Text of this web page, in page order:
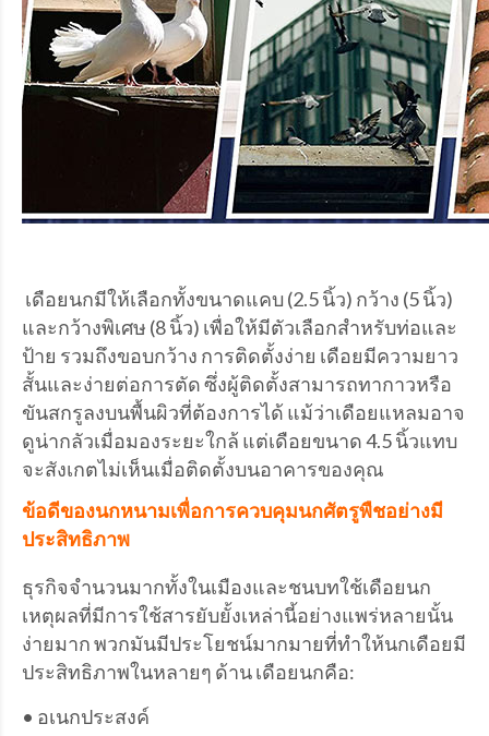
เดือยนกมีให้เลือกทั้งขนาดแคบ (2.5 นิ้ว) กว้าง (5 นิ้ว)
และกว้างพิเศษ (8 นิ้ว) เพื่อให้มีตัวเลือกสำหรับท่อและ
ป้าย รวมถึงขอบกว้าง การติดตั้งง่าย เดือยมีความยาว
สั้นและง่ายต่อการตัด ซึ่งผู้ติดตั้งสามารถทากาวหรือ
ขันสกรูลงบนพื้นผิวที่ต้องการได้ แม้ว่าเดือยแหลมอาจ
ดูน่ากลัวเมื่อมองระยะใกล้ แต่เดือยขนาด 4.5 นิ้วแทบ
จะสังเกตไม่เห็นเมื่อติดตั้งบนอาคารของคุณ
ข้อดีของนกหนามเพื่อการควบคุมนกศัตรูพืชอย่างมี
ประสิทธิภาพ
ธุรกิจจำนวนมากทั้งในเมืองและชนบทใช้เดือยนก
เหตุผลที่มีการใช้สารยับยั้งเหล่านี้อย่างแพร่หลายนั้น
ง่ายมาก พวกมันมีประโยชน์มากมายที่ทำให้นกเดือยมี
ประสิทธิภาพในหลายๆ ด้าน เดือยนกคือ:
• อเนกประสงค์